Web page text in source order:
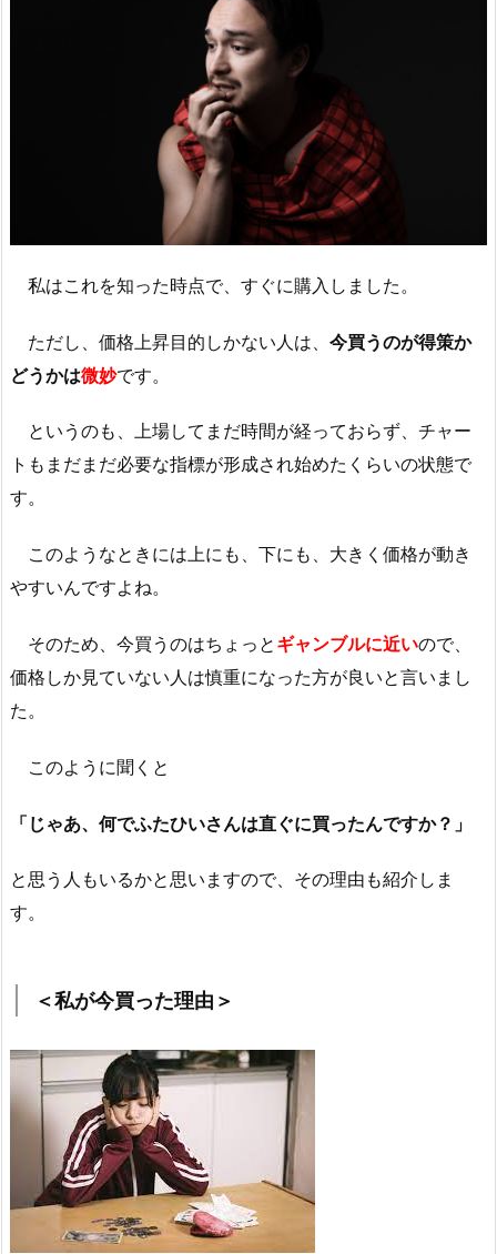
私はこれを知った時点で、すぐに購入しました。
ただし、価格上昇目的しかない人は、 今買うのが得策か
どうかは微妙です。
というのも、上場してまだ時間が経っておらず、チャー
トもまだまだ必要な指標が形成され始めたくらいの状態で
す。
このようなときには上にも、下にも、大きく価格が動き
やすいんですよね。
そのため、今買うのはちょっと ギャンブルに近いので、
価格しか見ていない人は慎重になった方が良いと言いまし
た。
このように聞くと
「じゃあ、何でふたひいさんは直ぐに買ったんですか？」
と思う人もいるかと思いますので、その理由も紹介しま
す。
＜私が今買った理由＞